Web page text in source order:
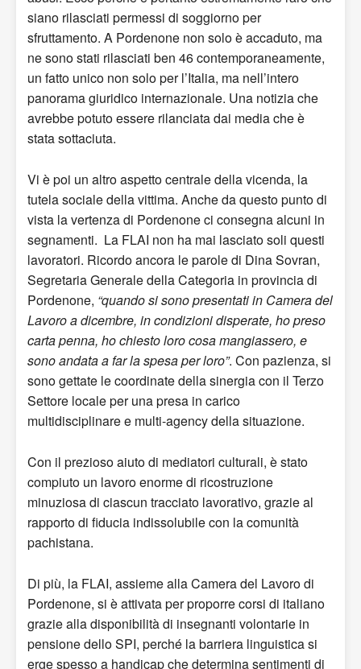
siano rilasciati permessi di soggiorno per
sfruttamento. A Pordenone non solo è accaduto, ma
ne sono stati rilasciati ben 46 contemporaneamente,
un fatto unico non solo per l’Italia, ma nell’intero
panorama giuridico internazionale. Una notizia che
avrebbe potuto essere rilanciata dai media che è
stata sottaciuta.
Vi è poi un altro aspetto centrale della vicenda, la
tutela sociale della vittima. Anche da questo punto di
vista la vertenza di Pordenone ci consegna alcuni in
segnamenti. La FLAI non ha mai lasciato soli questi
lavoratori. Ricordo ancora le parole di Dina Sovran,
Segretaria Generale della Categoria in provincia di
Pordenone, “quando si sono presentati in Camera del
Lavoro a dicembre, in condizioni disperate, ho preso
carta penna, ho chiesto loro cosa mangiassero, e
sono andata a far la spesa per loro”. Con pazienza, si
sono gettate le coordinate della sinergia con il Terzo
Settore locale per una presa in carico
multidisciplinare e multi-agency della situazione.
Con il prezioso aiuto di mediatori culturali, è stato
compiuto un lavoro enorme di ricostruzione
minuziosa di ciascun tracciato lavorativo, grazie al
rapporto di fiducia indissolubile con la comunità
pachistana.
Di più, la FLAI, assieme alla Camera del Lavoro di
Pordenone, si è attivata per proporre corsi di italiano
grazie alla disponibilità di insegnanti volontarie in
pensione dello SPI, perché la barriera linguistica si
erge spesso a handicap che determina sentimenti di